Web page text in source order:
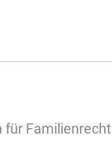
für Familienrecht